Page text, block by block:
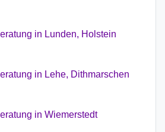
in Lunden, Holstein
in Lehe, Dithmarschen
in Wiemerstedt